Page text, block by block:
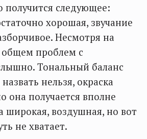
получится следующее:
хорошая, звучание
Несмотря на
общем проблем с
Тональный баланс
нельзя, окраска
она получается вполне
широкая, воздушная, но вот
не хватает.